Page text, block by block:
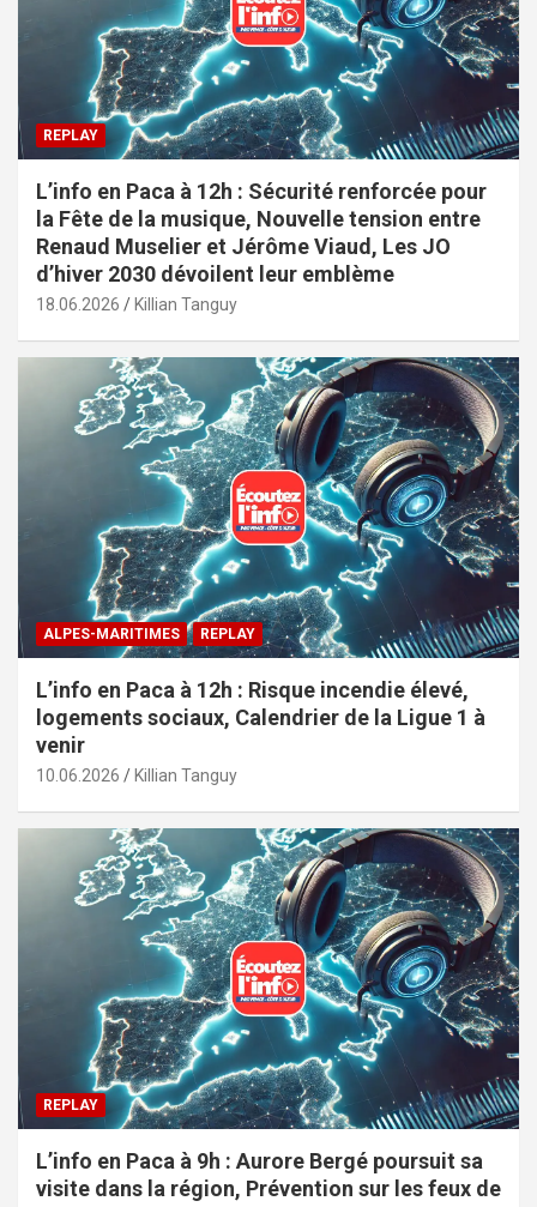
REPLAY
L’info en Paca à 12h : Sécurité renforcée pour
la Fête de la musique, Nouvelle tension entre
Renaud Muselier et Jérôme Viaud, Les JO
d’hiver 2030 dévoilent leur emblème
18.06.2026 Killian Tanguy
ALPES-MARITIMES REPLAY
L’info en Paca à 12h : Risque incendie élevé,
logements sociaux, Calendrier de la Ligue 1 à
venir
10.06.2026 Killian Tanguy
REPLAY
L’info en Paca à 9h : Aurore Bergé poursuit sa
visite dans la région, Prévention sur les feux de